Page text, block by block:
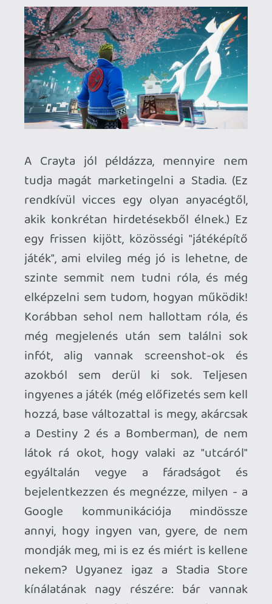
Google kommunikációja mindössze
annyi, hogy ingyen van, gyere, de nem
mondják meg, mi is ez és miért is kellene
nekem? Ugyanez igaz a Stadia Store
kínálatának nagy részére: bár vannak
benne jó játékok, többsége a
legátlagosabb, legunalmasabb, más
platformokról már jól ismert cím.
bizakodásra adhatnak okot. Az Immortals
Fenyx Rising például nagyon jó, félig
next-gen teljesítményt nyújt Stadián,
ráadásul instant játszható demója is
elérhető. Tök jó "techdemója" ez a
rendszernek, és megmutatja, simán
működhet a konzol-minőségű élmény
streameléssel is. Nemrég megjelent a
Madden NFL 21 Stadia-verziója is, ami egy
jelentős (amerikaiak számára legalábbis)
hiányosság pótlása, és még az "ingyenes
Madden hétvége" programba is bekerült
a játék, bár azt nem tudom, mennyire
növelte meg a Stadia iránti érdeklődést. A
Stadia legjobb játéka pedig jelenleg a
Cyberpunk 2077, ami rendkívül
szerencsés csillagzat alatt született: a
prev-gen konzolos verziók siralmas
teljesítményéhez viszonyítva nagyon jó
és gördülékeny élményt nyújt, és még a
pc-s változattal is versenyben van!
Egyedül a ray-tracing hiányzik belőle, de
így is nagyon jól néz ki, és ami még
fontosabb (ismerve a többi átiratot),
egyáltalán nem bugos. Nekem még
egyszer sem fagyott le, nem kellett
manuálisan betölteni mentett állást sem.
Párszor mondjuk fura testhelyzetbe
estek össze a hullák, de ez bármelyik
játékban előfordulhat. :) Tavaly nagyon
promózta a Google a CP77 Stadia-